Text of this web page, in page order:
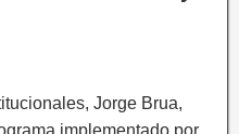
Jorge Brua,
implementado por